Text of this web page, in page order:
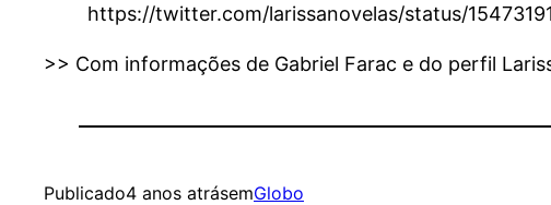
https://twitter.com/larissanovelas/status/
>> Com informações de Gabriel Farac e do perfil
Publicado4 anos atrásemGlobo